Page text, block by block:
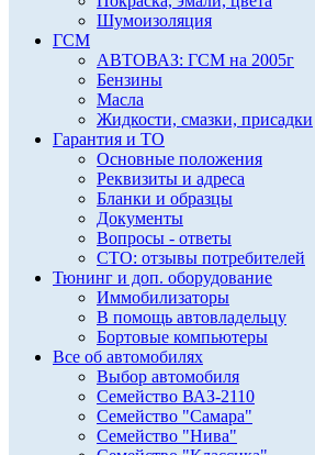
Шумоизоляция
ГСМ
АВТОВАЗ: ГСМ на 2005г
Бензины
Масла
Жидкости, смазки, присадки
Гарантия и ТО
Основные положения
Реквизиты и адреса
Бланки и образцы
Документы
Вопросы - ответы
СТО: отзывы потребителей
Тюнинг и доп. оборудование
Иммобилизаторы
В помощь автовладельцу
Бортовые компьютеры
Все об автомобилях
Выбор автомобиля
Семейство ВАЗ-2110
Семейство "Самара"
Семейство "Нива"